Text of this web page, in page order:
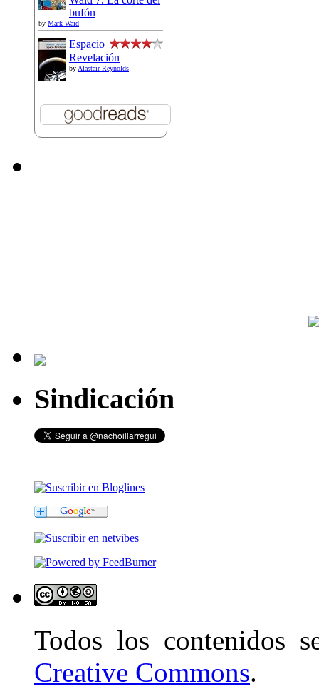
bufón
by Mark Waid
Espacio
Revelación
by Alastair Reynolds
Sindicación
Todos los contenidos
Creative Commons.